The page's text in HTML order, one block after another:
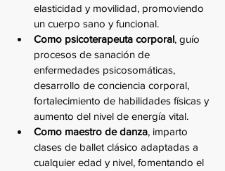
elasticidad y movilidad, promoviendo
un cuerpo sano y funcional.
Como psicoterapeuta corporal, guío
procesos de sanación de
enfermedades psicosomáticas,
desarrollo de conciencia corporal,
fortalecimiento de habilidades físicas y
aumento del nivel de energía vital.
Como maestro de danza, imparto
clases de ballet clásico adaptadas a
cualquier edad y nivel, fomentando el